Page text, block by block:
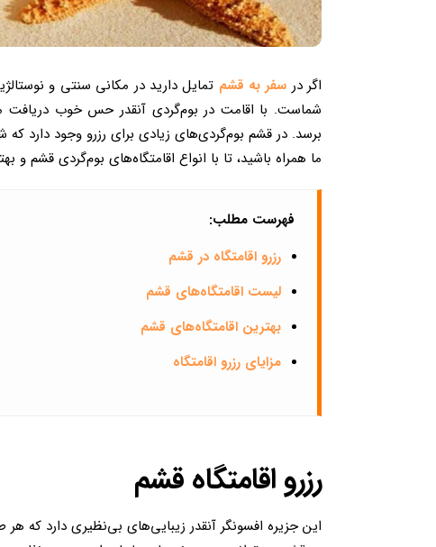
اگر در سفر به قشم تمایل دارید در مکانی سنتی و
شماست. با اقامت در بوم‌گردی آنقدر حس خوب
برسد. در قشم بوم‌گردی‌های زیادی برای رزرو وجود دارد که
ما همراه باشید، تا با انواع اقامتگاه‌های بوم‌گردی قشم و
فهرست مطلب:
رزرو اقامتگاه در قشم
لیست اقامتگاه‌های قشم
بهترین اقامتگاه‌های قشم
مزایای رزرو اقامتگاه
رزرو اقامتگاه قشم
این جزیره افسونگر آنقدر زیبایی‌های بی‌نظیری دارد که